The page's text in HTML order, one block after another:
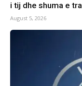
i tij dhe shuma e
August 5, 2026